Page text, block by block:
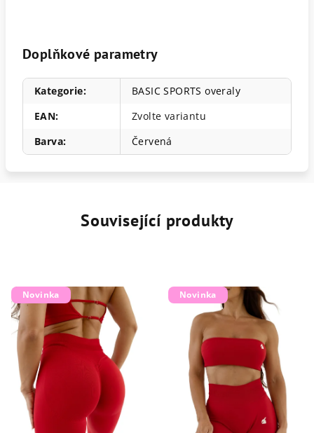
Doplňkové parametry
Kategorie:
BASIC SPORTS overaly
EAN:
Zvolte variantu
Barva: Červená
Související produkty
Novinka Novinka